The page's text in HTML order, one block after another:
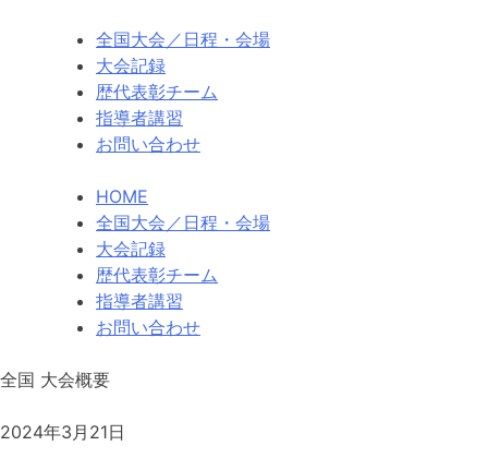
全国大会 ／日程・会場
大会記録
歴代表彰チーム
指導者講習
お問い合わせ
HOME
全国大会／日程・会場
大会記録
歴代表彰チーム
指導者講習
お問い合わせ
全国 大会概要
2024年3月21日